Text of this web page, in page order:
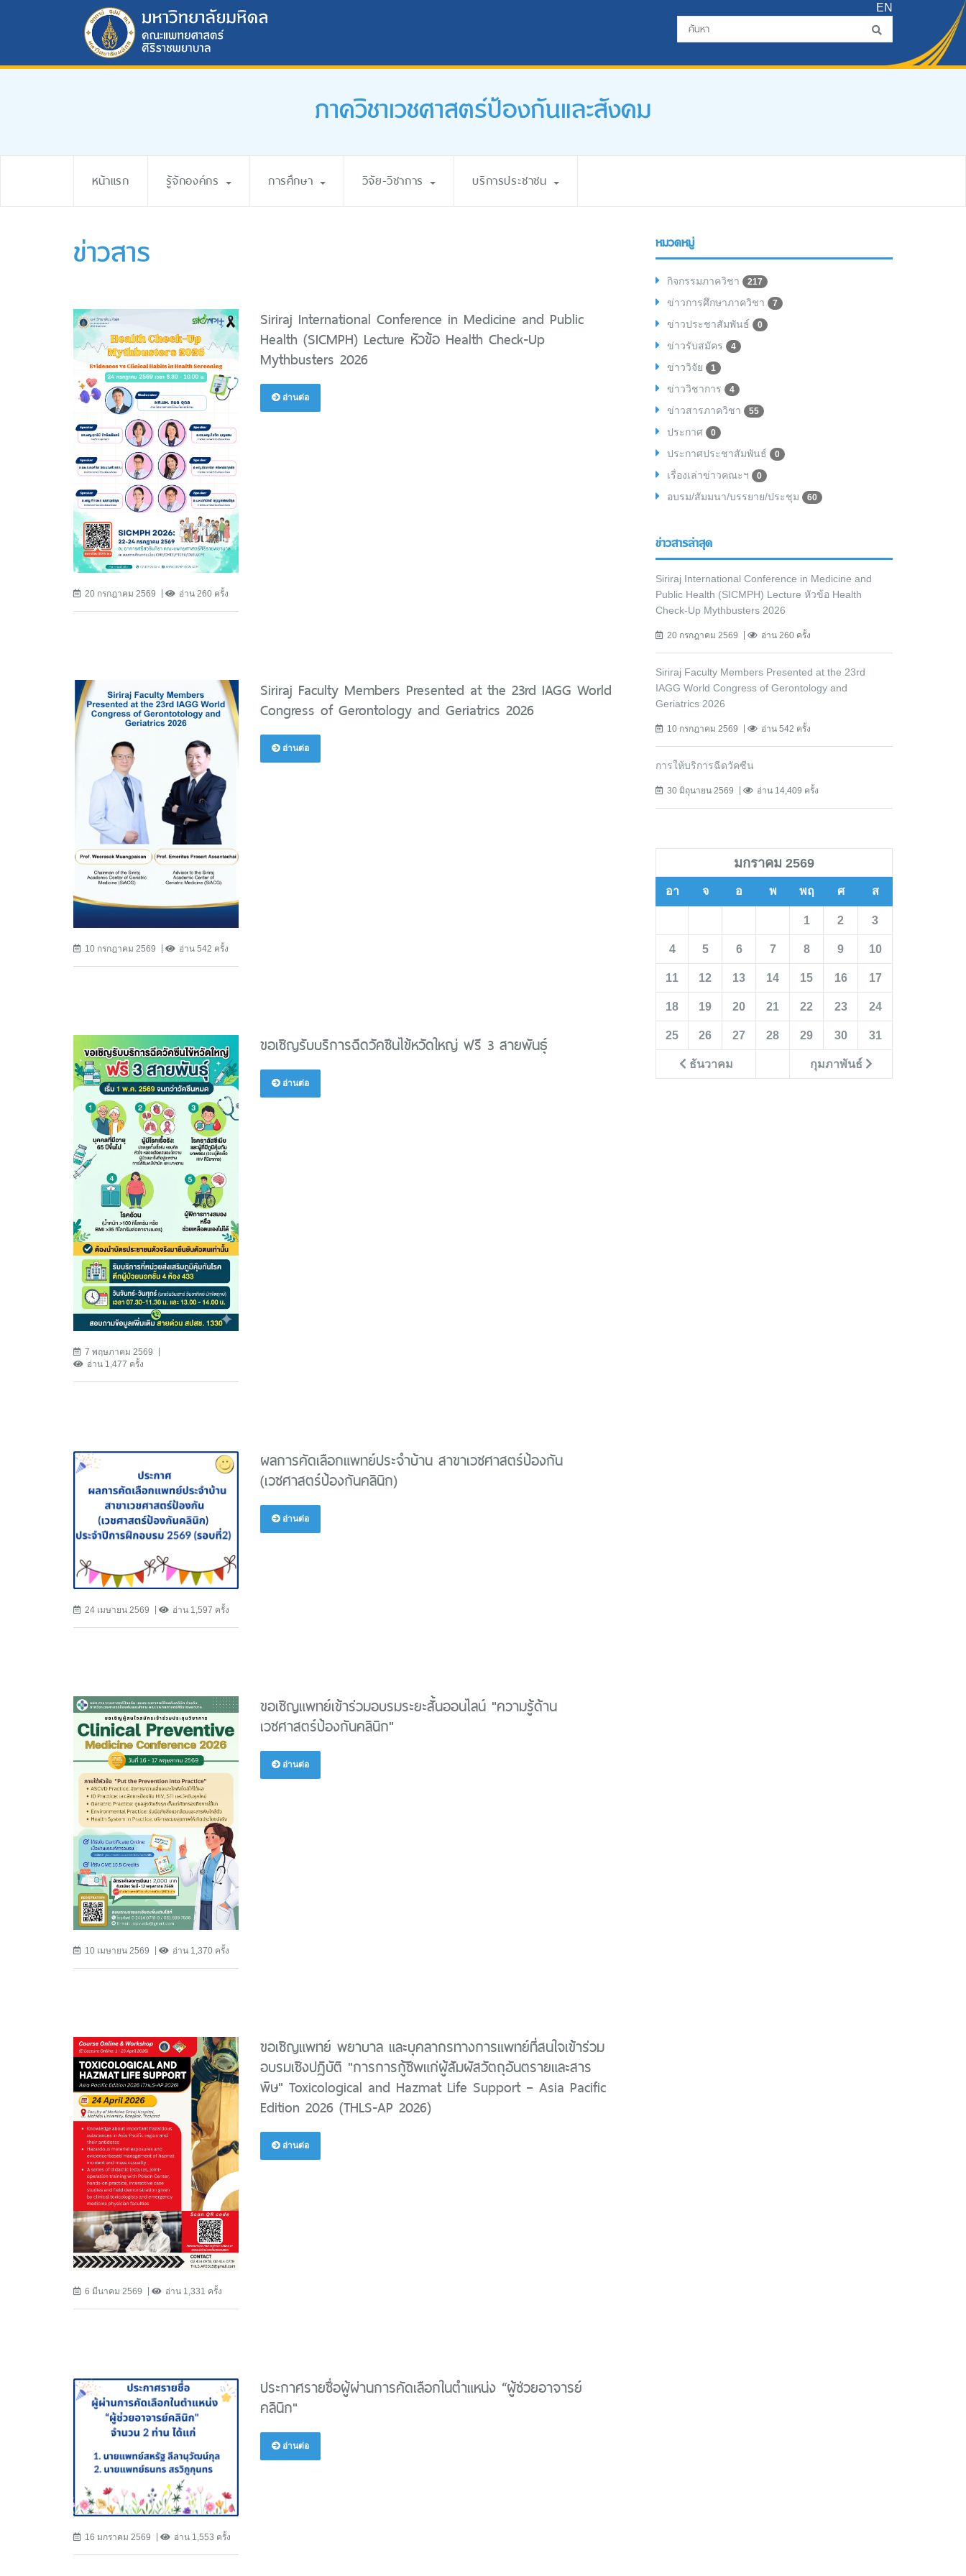
EN
ภาควิชาเวชศาสตร์ป้องกันและสังคม
หน้าแรก รู้จักองค์กร การศึกษา วิจัย-วิชาการ บริการประชาชน
ข่าวสาร
20 กรกฎาคม 2569 อ่าน 260 ครั้ง
Siriraj International Conference in Medicine and Public
Health (SICMPH) Lecture หัวข้อ Health Check-Up
Mythbusters 2026
อ่านต่อ
10 กรกฎาคม 2569 อ่าน 542 ครั้ง
Siriraj Faculty Members Presented at the 23rd IAGG World
Congress of Gerontology and Geriatrics 2026
อ่านต่อ
7 พฤษภาคม 2569
อ่าน 1,477 ครั้ง
ขอเชิญรับบริการฉีดวัคซีนไข้หวัดใหญ่ ฟรี 3 สายพันธ์ุ
อ่านต่อ
24 เมษายน 2569 อ่าน 1,597 ครั้ง
ผลการคัดเลือกแพทย์ประจำบ้าน สาขาเวชศาสตร์ป้องกัน
(เวชศาสตร์ป้องกันคลินิก)
อ่านต่อ
10 เมษายน 2569 อ่าน 1,370 ครั้ง
ขอเชิญแพทย์เข้าร่วมอบรมระยะสั้นออนไลน์ "ความรู้ด้าน
เวชศาสตร์ป้องกันคลินิก"
อ่านต่อ
6 มีนาคม 2569 อ่าน 1,331 ครั้ง
ขอเชิญแพทย์ พยาบาล และบุคลากรทางการแพทย์ที่สนใจเข้าร่วม
อบรมเชิงปฏิบัติ "การการกู้ชีพแก่ผู้สัมผัสวัตถุอันตรายและสาร
พิษ" Toxicological and Hazmat Life Support – Asia Pacific
Edition 2026 (THLS-AP 2026)
อ่านต่อ
16 มกราคม 2569 อ่าน 1,553 ครั้ง
ประกาศรายชื่อผู้ผ่านการคัดเลือกในตำแหน่ง “ผู้ช่วยอาจารย์
คลินิก"
อ่านต่อ
หมวดหมู่
กิจกรรมภาควิชา 217
ข่าวการศึกษาภาควิชา 7
ข่าวประชาสัมพันธ์ 0
ข่าวรับสมัคร 4
ข่าววิจัย 1
ข่าววิชาการ 4
ข่าวสารภาควิชา 55
ประกาศ 0
ประกาศประชาสัมพันธ์ 0
เรื่องเล่าข่าวคณะฯ 0
อบรม/สัมมนา/บรรยาย/ประชุม 60
ข่าวสารล่าสุด
Siriraj International Conference in Medicine and
Public Health (SICMPH) Lecture หัวข้อ Health
Check-Up Mythbusters 2026
20 กรกฎาคม 2569 อ่าน 260 ครั้ง
Siriraj Faculty Members Presented at the 23rd
IAGG World Congress of Gerontology and
Geriatrics 2026
10 กรกฎาคม 2569 อ่าน 542 ครั้ง
การให้บริการฉีดวัคซีน
30 มิถุนายน 2569 อ่าน 14,409 ครั้ง
มกราคม 2569
อา จ อ พ พฤ ศ ส
ธันวาคม กุมภาพันธ์
1 2 3
4 5 6 7 8 9 10
11 12 13 14 15 16 17
18 19 20 21 22 23 24
25 26 27 28 29 30 31